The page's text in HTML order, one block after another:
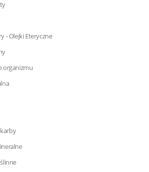
- Olejki Eteryczne
organizmu